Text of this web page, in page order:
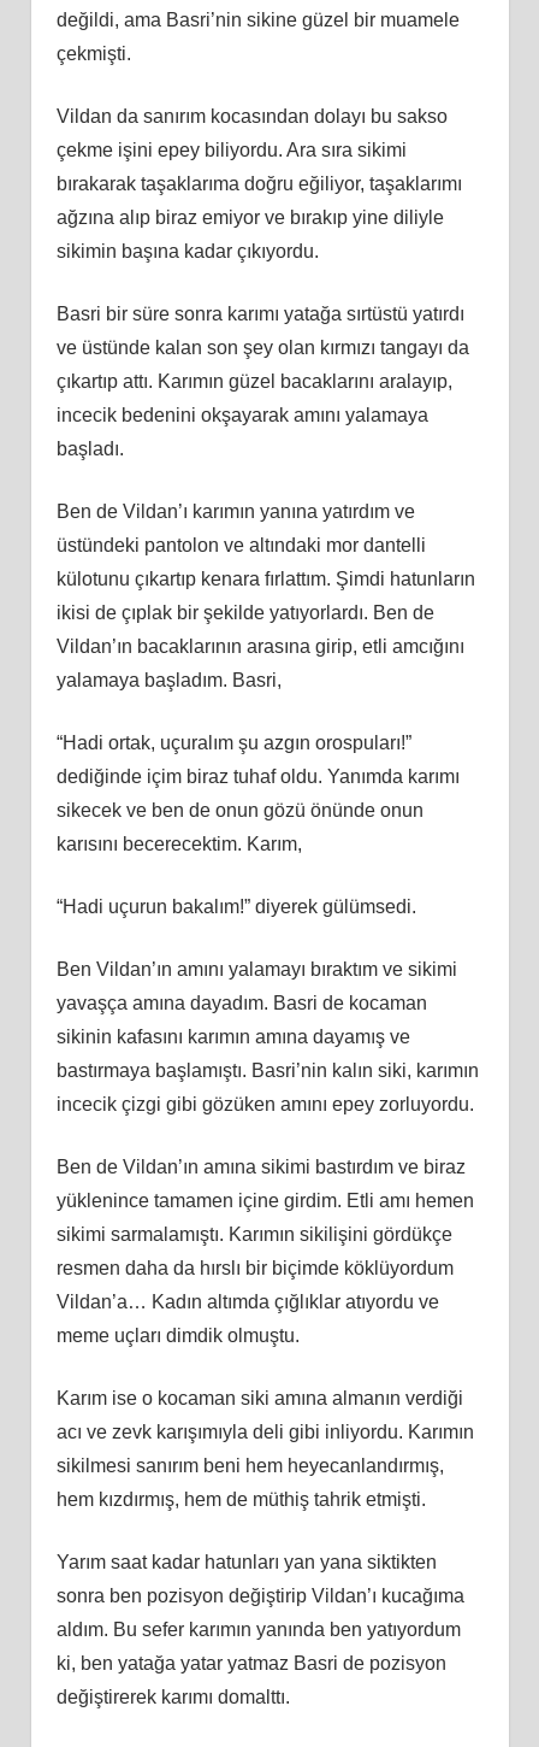
değildi, ama Basri’nin sikine güzel bir muamele
çekmişti.
Vildan da sanırım kocasından dolayı bu sakso
çekme işini epey biliyordu. Ara sıra sikimi
bırakarak taşaklarıma doğru eğiliyor, taşaklarımı
ağzına alıp biraz emiyor ve bırakıp yine diliyle
sikimin başına kadar çıkıyordu.
Basri bir süre sonra karımı yatağa sırtüstü yatırdı
ve üstünde kalan son şey olan kırmızı tangayı da
çıkartıp attı. Karımın güzel bacaklarını aralayıp,
incecik bedenini okşayarak amını yalamaya
başladı.
Ben de Vildan’ı karımın yanına yatırdım ve
üstündeki pantolon ve altındaki mor dantelli
külotunu çıkartıp kenara fırlattım. Şimdi hatunların
ikisi de çıplak bir şekilde yatıyorlardı. Ben de
Vildan’ın bacaklarının arasına girip, etli amcığını
yalamaya başladım. Basri,
“Hadi ortak, uçuralım şu azgın orospuları!”
dediğinde içim biraz tuhaf oldu. Yanımda karımı
sikecek ve ben de onun gözü önünde onun
karısını becerecektim. Karım,
“Hadi uçurun bakalım!” diyerek gülümsedi.
Ben Vildan’ın amını yalamayı bıraktım ve sikimi
yavaşça amına dayadım. Basri de kocaman
sikinin kafasını karımın amına dayamış ve
bastırmaya başlamıştı. Basri’nin kalın siki, karımın
incecik çizgi gibi gözüken amını epey zorluyordu.
Ben de Vildan’ın amına sikimi bastırdım ve biraz
yüklenince tamamen içine girdim. Etli amı hemen
sikimi sarmalamıştı. Karımın sikilişini gördükçe
resmen daha da hırslı bir biçimde köklüyordum
Vildan’a… Kadın altımda çığlıklar atıyordu ve
meme uçları dimdik olmuştu.
Karım ise o kocaman siki amına almanın verdiği
acı ve zevk karışımıyla deli gibi inliyordu. Karımın
sikilmesi sanırım beni hem heyecanlandırmış,
hem kızdırmış, hem de müthiş tahrik etmişti.
Yarım saat kadar hatunları yan yana siktikten
sonra ben pozisyon değiştirip Vildan’ı kucağıma
aldım. Bu sefer karımın yanında ben yatıyordum
ki, ben yatağa yatar yatmaz Basri de pozisyon
değiştirerek karımı domalttı.